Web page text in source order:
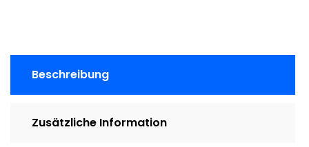
Beschreibung
Zusätzliche Information